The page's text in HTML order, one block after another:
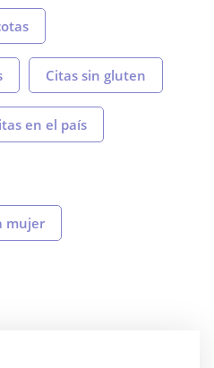
Citas sin gluten
en el país
mujer